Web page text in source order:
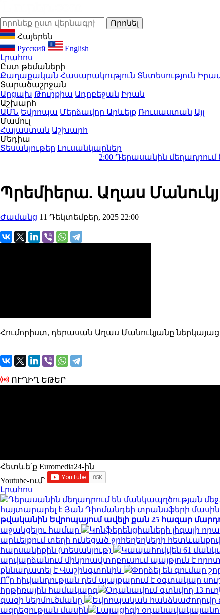
Հայերեն
Русский
English
Լրահոս
Ըստ թեմաների
Քաղաքական Հասարակություն Տնտեսություն
Տարածաշրջան
Արցախ Թուրքիա Ադրբեջան Իրան
Աշխարհ
ԱՄՆ Եվրոպա Մերձավոր Արևելք Ռուսաստան Այլ
Մամուլ
Հայաստան Աշխարհ
Մեդիա
Տեսանյութեր Լուսանկարներ
Դերասանին մեղադրում են
Պրեմիերա. Աղաս
Ժամանց 11 Դեկտեմբեր, 2025 22:00
Հումորիստ, դերասան Աղաս Մանուկյանը
ՈՒՂԻՂ ԵԹԵՐ
Հետևե՛ք Euromedia24-ին
Youtube-ում`
Լրահոս
Դերասանին մեղադրում են մանկապղծության
հայտարարել է Յան Դիոմանդեի տրանսֆերի
թվականին Եվրոպայում ավելի քան 25 հազար մարդու
աջակցելու համար
Կոնֆերենցիաների լիգայի
արևելքում տեղի ունեցած ջրհեղեղների հետևանքով
հարսանիքին (տեսանյութ)
Կապահովվեն 61
արվարձանում միկրոավտոբուսում պայթյուն է
քննադատել է Վաշինգտոնին
Փորձել են գումար
Ո՞ր հիվանդության դեմ պայքարում է օգտակար
հրթիռային համակարգ
Օդանավում գտնվող 13
գազի ներմուծմանը
Եվրոպական հանձնաժողովը
ազդեցության մասին
Լայպցիգի